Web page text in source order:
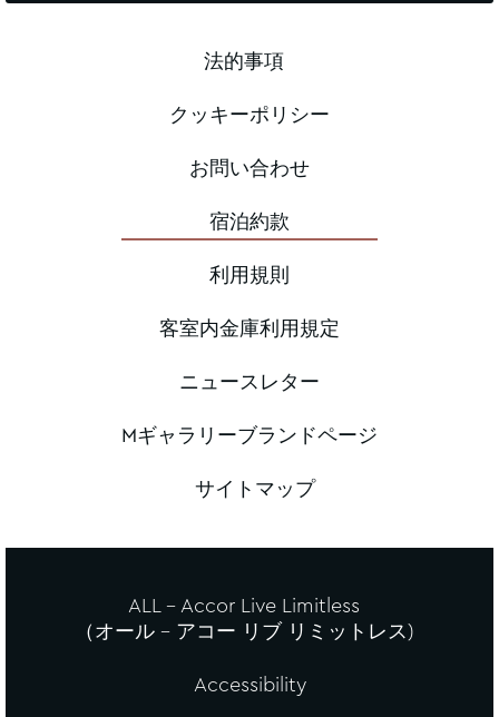
法的事項
クッキーポリシー
お問い合わせ
宿泊約款
利用規則
客室内金庫利用規定
ニュースレター
Mギャラリーブランドページ
サイトマップ
ALL - Accor Live Limitless
（オール – アコー リブ リミットレス)
Accessibility